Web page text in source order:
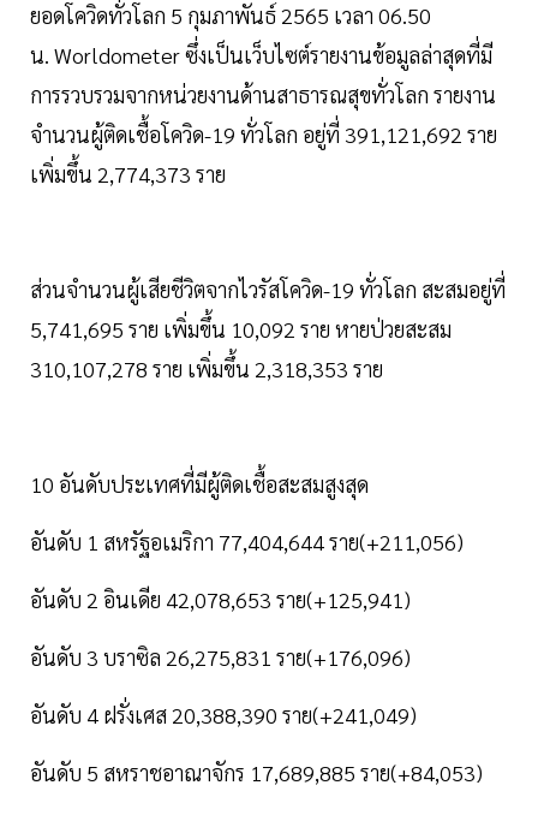
ยอดโควิดทั่วโลก 5 กุมภาพันธ์ 2565 เวลา 06.50
น. Worldometer ซึ่งเป็นเว็บไซต์รายงานข้อมูลล่าสุดที่มี
การรวบรวมจากหน่วยงานด้านสาธารณสุขทั่วโลก รายงาน
จำนวนผู้ติดเชื้อโควิด-19 ทั่วโลก อยู่ที่ 391,121,692 ราย
เพิ่มขึ้น 2,774,373 ราย
ส่วนจำนวนผู้เสียชีวิตจากไวรัสโควิด-19 ทั่วโลก สะสมอยู่ที่
5,741,695 ราย เพิ่มขึ้น 10,092 ราย หายป่วยสะสม
310,107,278 ราย เพิ่มขึ้น 2,318,353 ราย
10 อันดับประเทศที่มีผู้ติดเชื้อสะสมสูงสุด
อันดับ 1 สหรัฐอเมริกา 77,404,644 ราย(+211,056)
อันดับ 2 อินเดีย 42,078,653 ราย(+125,941)
อันดับ 3 บราซิล 26,275,831 ราย(+176,096)
อันดับ 4 ฝรั่งเศส 20,388,390 ราย(+241,049)
อันดับ 5 สหราชอาณาจักร 17,689,885 ราย(+84,053)